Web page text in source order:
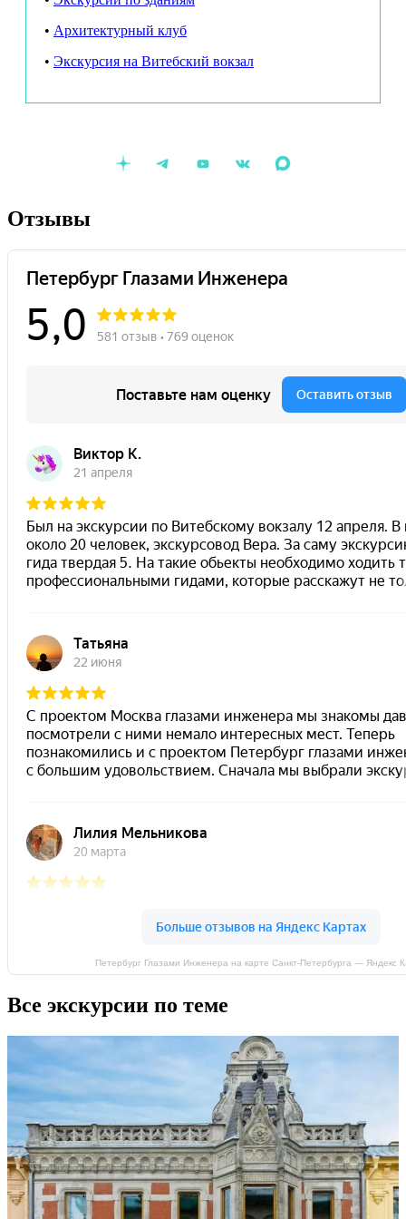
проспект, дом 16, зал XL
Продолжительность:1,5 часа
• Архитектурный клуб
• Экскурсия на Витебский вокзал
Отзывы
Петербург Глазами Инженера на карте Санкт‑Петербурга — Яндекс
Все экскурсии по теме